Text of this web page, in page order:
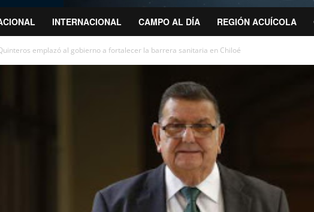
INTERNACIONAL CAMPO AL DÍA REGIÓN ACUÍCOLA
emplazó al gobierno a fortalecer la barrera sanitaria en Chiloé